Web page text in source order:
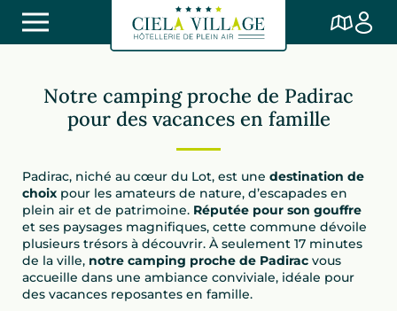
Notre camping proche de Padirac
pour des vacances en famille
Padirac, niché au cœur du Lot, est une destination de
choix pour les amateurs de nature, d’escapades en
plein air et de patrimoine. Réputée pour son gouffre
et ses paysages magnifiques, cette commune dévoile
plusieurs trésors à découvrir. À seulement 17 minutes
de la ville, notre camping proche de Padirac vous
accueille dans une ambiance conviviale, idéale pour
des vacances reposantes en famille.